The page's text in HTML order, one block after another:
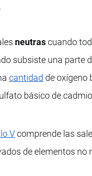
neutrascuando
subsiste una parte
cantidad de oxígeno
básico de
Vcomprende las
de elementos